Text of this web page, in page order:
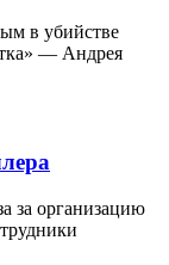
в убийстве
— Андрея
за организацию